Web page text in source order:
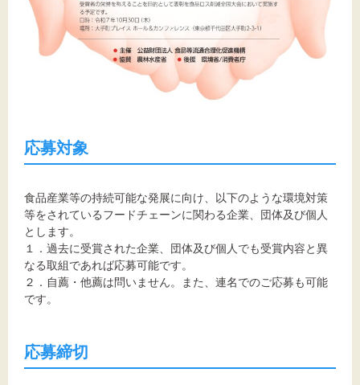
応募対象
食品産業等の持続可能な発展に向け、以下のような環境対策
等をされているフードチェーンに関わる企業、団体及び個人
とします。
１．過去に受賞された企業、団体及び個人でも受賞内容と異
なる取組であれば応募可能です。
２．自薦・他薦は問いません。また、連名でのご応募も可能
です。
応募締切